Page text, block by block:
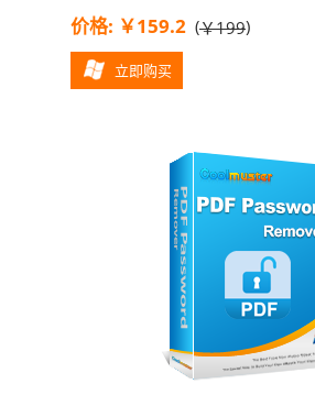
价格: ￥159.2 (￥199)
立即购买